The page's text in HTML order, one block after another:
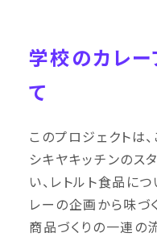
学校のカレー
て
このプロジェクトは
シキヤキッチンのス
い、レトルト食品に
レーの企画から味づ
商品づくりの一連の